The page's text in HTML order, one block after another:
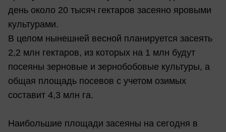
день около 20 тысяч гектаров засеяно яровыми
культурами.
В целом нынешней весной планируется засеять
2,2 млн гектаров, из которых на 1 млн будут
посеяны зерновые и зернобобовые культуры, а
общая площадь посевов с учетом озимых
составит 4,3 млн га.
Наибольшие площади засеяны на сегодня в